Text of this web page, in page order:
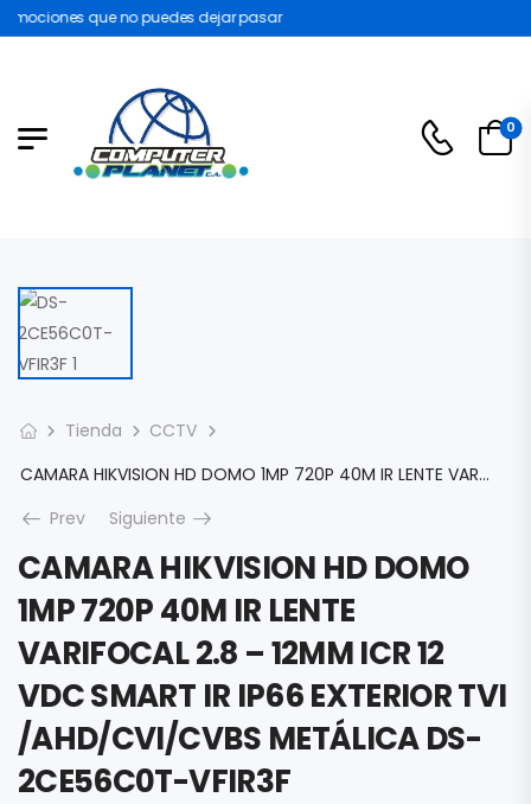
que no puedes dejar pasar
0
Tienda
CCTV
CAMARA HIKVISION HD DOMO 1MP 720P 40M IR LENTE VARIFOCAL 2.8 – 12MM ICR 12 VDC SMART IR IP66 EXTERIOR TVI /AHD/CVI/CVBS METÁLICA DS-2CE56C0T-VFIR3F
Prev
Siguiente
CAMARA HIKVISION HD DOMO
1MP 720P 40M IR LENTE
VARIFOCAL 2.8 – 12MM ICR 12
VDC SMART IR IP66 EXTERIOR TVI
/AHD/CVI/CVBS METÁLICA DS-
2CE56C0T-VFIR3F